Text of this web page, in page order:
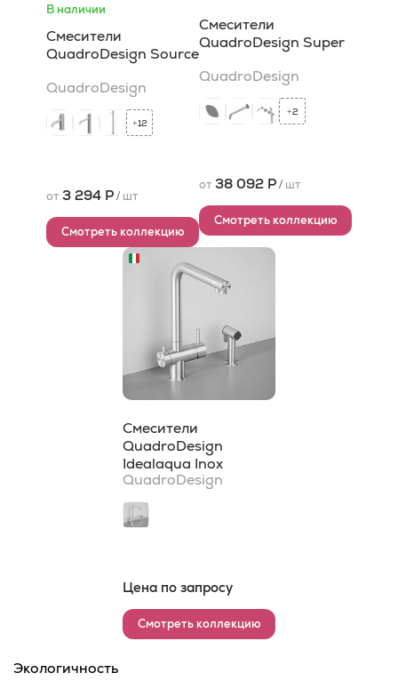
В наличии
Смесители
QuadroDesign Source
QuadroDesign
+12
от 3 294 Р/ шт
Смотреть коллекцию
Смесители
QuadroDesign Super
QuadroDesign
+2
от 38 092 Р/ шт
Смотреть коллекцию
Смесители
QuadroDesign
Idealaqua Inox
QuadroDesign
Цена по запросу
Смотреть коллекцию
Экологичность